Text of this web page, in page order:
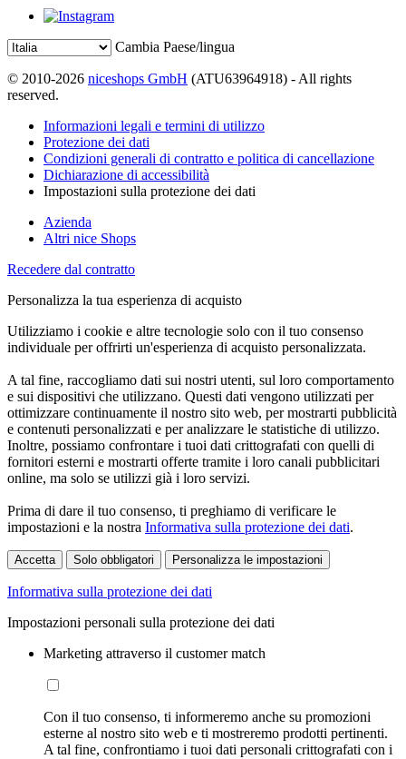
Cambia Paese/lingua
© 2010-2026 niceshops GmbH (ATU63964918) - All rights
reserved.
Informazioni legali e termini di utilizzo
Protezione dei dati
Condizioni generali di contratto e politica di cancellazione
Dichiarazione di accessibilità
Impostazioni sulla protezione dei dati
Azienda
Altri nice Shops
Recedere dal contratto
Personalizza la tua esperienza di acquisto
Utilizziamo i cookie e altre tecnologie solo con il tuo consenso
individuale per offrirti un'esperienza di acquisto personalizzata.
A tal fine, raccogliamo dati sui nostri utenti, sul loro comportamento
e sui dispositivi che utilizzano. Questi dati vengono utilizzati per
ottimizzare continuamente il nostro sito web, per mostrarti pubblicità
e contenuti personalizzati e per analizzare le statistiche di utilizzo.
Inoltre, possiamo confrontare i tuoi dati crittografati con quelli di
fornitori esterni e mostrarti offerte tramite i loro canali pubblicitari
online, ma solo se utilizzi già i loro servizi.
Prima di dare il tuo consenso, ti preghiamo di verificare le
impostazioni e la nostra Informativa sulla protezione dei dati.
Accetta Solo obbligatori Personalizza le impostazioni
Informativa sulla protezione dei dati
Impostazioni personali sulla protezione dei dati
Marketing attraverso il customer match
Con il tuo consenso, ti informeremo anche su promozioni
esterne al nostro sito web e ti mostreremo prodotti pertinenti.
A tal fine, confrontiamo i tuoi dati personali crittografati con i